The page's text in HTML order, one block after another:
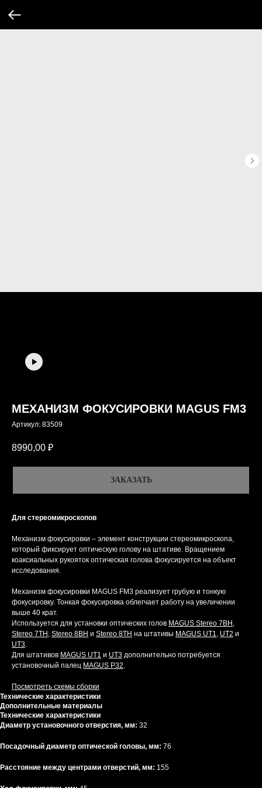
МЕХАНИЗМ ФОКУСИРОВКИ MAGUS FM3
Артикул: 83509
8990,00 ₽
ЗАКАЗАТЬ
Для стереомикроскопов
Механизм фокусировки – элемент конструкции стереомикроскопа,
который фиксирует оптическую голову на штативе. Вращением
коаксиальных рукояток оптическая голова фокусируется на объект
исследования.
Механизм фокусировки MAGUS FM3 реализует грубую и тонкую
фокусировку. Тонкая фокусировка облегчает работу на увеличении
выше 40 крат.
Используется для установки оптических голов MAGUS Stereo 7BH
Stereo 7TH Stereo 8BH и Stereo 8TH на штативы MAGUS UT1 UT2 и
UT3
Для штативов MAGUS UT1 и UT3 дополнительно потребуется
установочный палец MAGUS P32
Посмотреть схемы сборки
Технические характеристики
Дополнительные материалы
Технические характеристики
Диаметр установочного отверстия, мм: 32
Посадочный диаметр оптической головы, мм: 76
Расстояние между центрами отверстий, мм: 155